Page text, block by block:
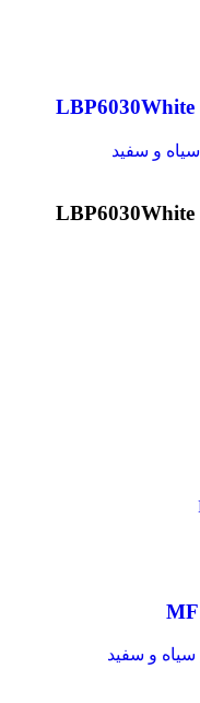
سیاه و سفید
سیاه و سفید